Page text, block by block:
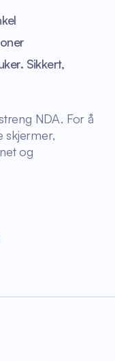
Sikkert,
NDA. For å
skjermer,
og